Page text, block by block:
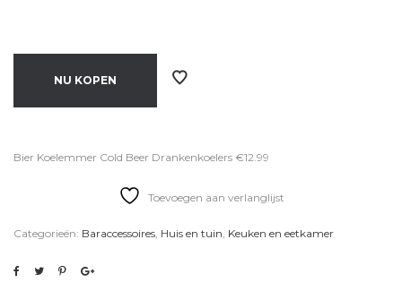
NU KOPEN
Bier Koelemmer Cold Beer Drankenkoelers €12.99
Toevoegen aan verlanglijst
Categorieën: Baraccessoires, Huis en tuin, Keuken en eetkamer